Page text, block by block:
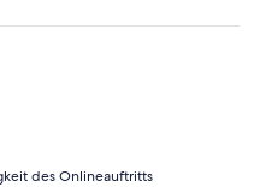
des Onlineauftritts